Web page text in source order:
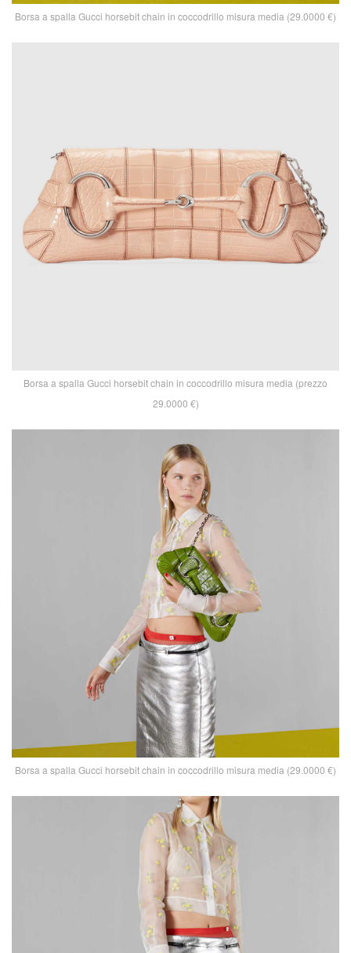
Borsa a spalla Gucci horsebit chain in coccodrillo misura media (29.0000 €)
Borsa a spalla Gucci horsebit chain in coccodrillo misura media (prezzo
29.0000 €)
Borsa a spalla Gucci horsebit chain in coccodrillo misura media (29.0000 €)